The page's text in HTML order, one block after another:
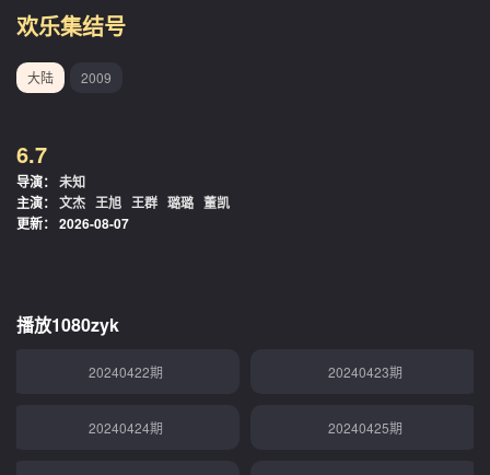
欢乐集结号
大陆 2009
6.7
导演： 未知
主演： 文杰 王旭 王群 璐璐 董凯
更新： 2026-08-07
播放1080zyk
20240422期 20240423期
20240424期 20240425期